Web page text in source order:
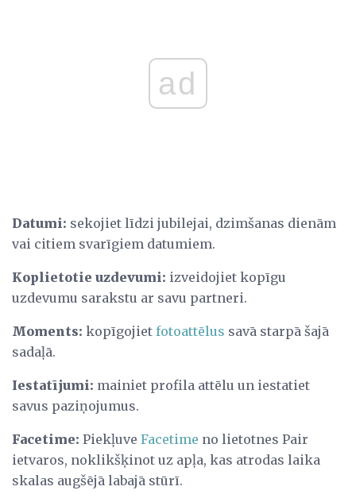
ad
Datumi: sekojiet līdzi jubilejai, dzimšanas dienām
vai citiem svarīgiem datumiem.
Koplietotie uzdevumi: izveidojiet kopīgu
uzdevumu sarakstu ar savu partneri.
Moments: kopīgojiet fotoattēlus savā starpā šajā
sadaļā.
Iestatījumi: mainiet profila attēlu un iestatiet
savus paziņojumus.
Facetime: Piekļuve Facetime no lietotnes Pair
ietvaros, noklikšķinot uz apļa, kas atrodas laika
skalas augšējā labajā stūrī.